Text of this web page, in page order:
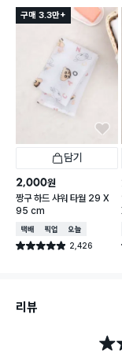
구매 3.3만+
담기
2,000원
짱구 하드 샤워 타월 29 X
95 cm
택배배송매장픽업오늘배송
별점 4.9점 2,426
건 작성
리뷰
별점